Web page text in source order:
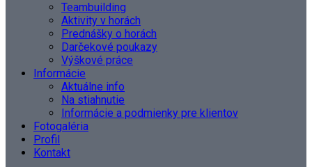
Teambuilding
Aktivity v horách
Prednášky o horách
Darčekové poukazy
Výškové práce
Informácie
Aktuálne info
Na stiahnutie
Informácie a podmienky pre klientov
Fotogaléria
Profil
Kontakt